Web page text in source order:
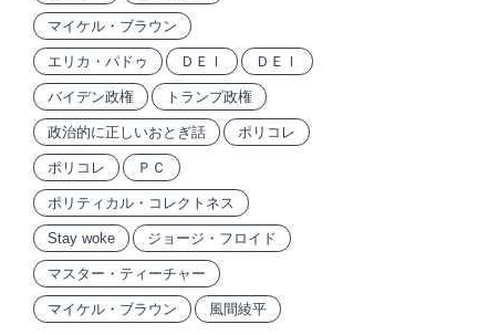
マイケル・ブラウン
エリカ・パドゥ ＤＥＩ ＤＥＩ
バイデン政権 トランプ政権
政治的に正しいおとぎ話 ポリコレ
ポリコレ ＰＣ
ポリティカル・コレクトネス
Stay woke ジョージ・フロイド
マスター・ティーチャー
マイケル・ブラウン 風間綾平